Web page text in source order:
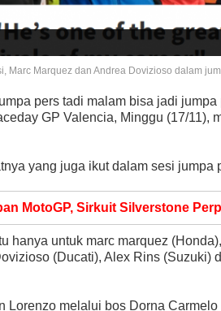
Marc Marquez dan Andrea Dovizioso dalam
pers tadi malam bisa jadi jumpa
GP Valencia, Minggu (17/11),
yang juga ikut dalam sesi jumpa
MotoGP, Sirkuit Silverstone
hanya untuk marc marquez
(Ducati), Alex Rins (Suzuki)
Lorenzo melalui bos Dorna